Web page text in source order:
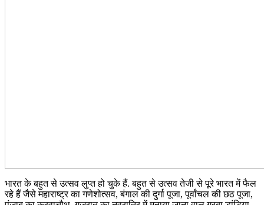
भारत के बहुत से उत्सव लुप्त हो चुके हैं. बहुत से उत्सव तेजी से पूरे भारत में फैल
रहे हैं जैसे महाराष्ट्र का गणेशोत्सव, बंगाल की दुर्गा पूजा, पूर्वांचल की छठ पूजा,